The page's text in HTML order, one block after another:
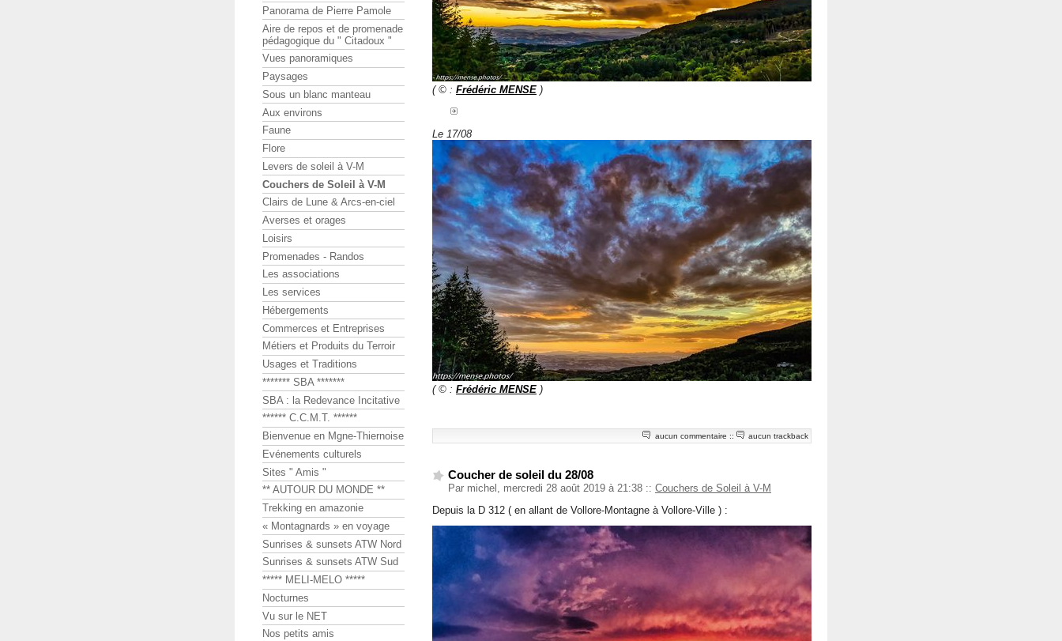
( © : Frédéric MENSE )
Le 17/08
( © : Frédéric MENSE )
aucun commentaire :: aucun trackback
Coucher de soleil du 28/08
Par michel, mercredi 28 août 2019 à 21:38 :: Couchers de Soleil à V-M
Depuis la D 312 ( en allant de Vollore-Montagne à Vollore-Ville ) :
Panorama de Pierre Pamole
Aire de repos et de promenade
pédagogique du " Citadoux "
Vues panoramiques
Paysages
Sous un blanc manteau
Aux environs
Faune
Flore
Levers de soleil à V-M
Couchers de Soleil à V-M
Clairs de Lune & Arcs-en-ciel
Averses et orages
Loisirs
Promenades - Randos
Les associations
Les services
Hébergements
Commerces et Entreprises
Métiers et Produits du Terroir
Usages et Traditions
******* SBA *******
SBA : la Redevance Incitative
****** C.C.M.T. ******
Bienvenue en Mgne-Thiernoise
Evénements culturels
Sites " Amis "
** AUTOUR DU MONDE **
Trekking en amazonie
« Montagnards » en voyage
Sunrises & sunsets ATW Nord
Sunrises & sunsets ATW Sud
***** MELI-MELO *****
Nocturnes
Vu sur le NET
Nos petits amis